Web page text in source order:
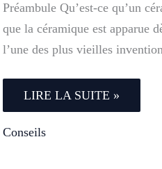
Préambule Qu’est-ce qu’un
que la céramique est apparue
l’une des plus vieilles
COMMENT
?
LIRE LA SUITE »
Conseils